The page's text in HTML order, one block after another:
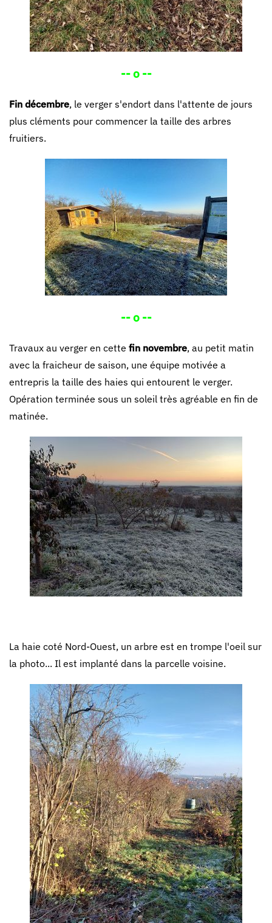
-- o --
Fin décembre, le verger s'endort dans l'attente de jours
plus cléments pour commencer la taille des arbres
fruitiers.
-- o --
Travaux au verger en cette fin novembre, au petit matin
avec la fraicheur de saison, une équipe motivée a
entrepris la taille des haies qui entourent le verger.
Opération terminée sous un soleil très agréable en fin de
matinée.
La haie coté Nord-Ouest, un arbre est en trompe l'oeil sur
la photo... Il est implanté dans la parcelle voisine.